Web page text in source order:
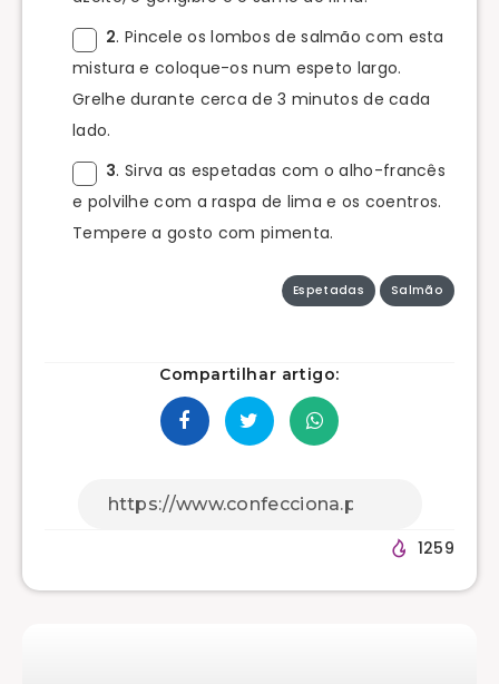
2. Pincele os lombos de salmão com esta
mistura e coloque-os num espeto largo.
Grelhe durante cerca de 3 minutos de cada
lado.
3. Sirva as espetadas com o alho-francês
e polvilhe com a raspa de lima e os coentros.
Tempere a gosto com pimenta.
Espetadas Salmão
Compartilhar artigo:
1259